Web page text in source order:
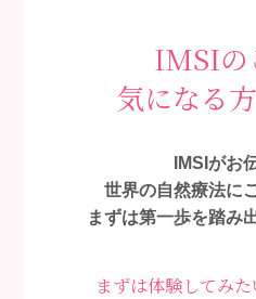
IMSIの
気になる
IMSIがお
世界の自然療法に
まずは第一歩を踏み
まずは体験してみ